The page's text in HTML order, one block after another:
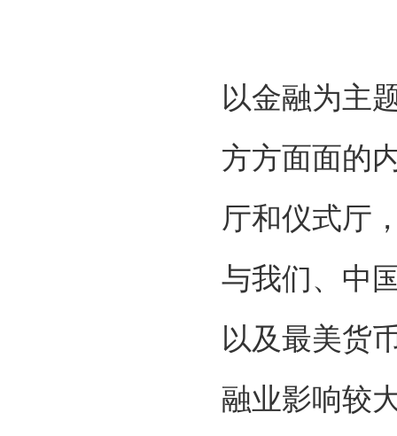
以金融为主
方方面面的
厅和仪式厅
与我们、中
以及最美货
融业影响较